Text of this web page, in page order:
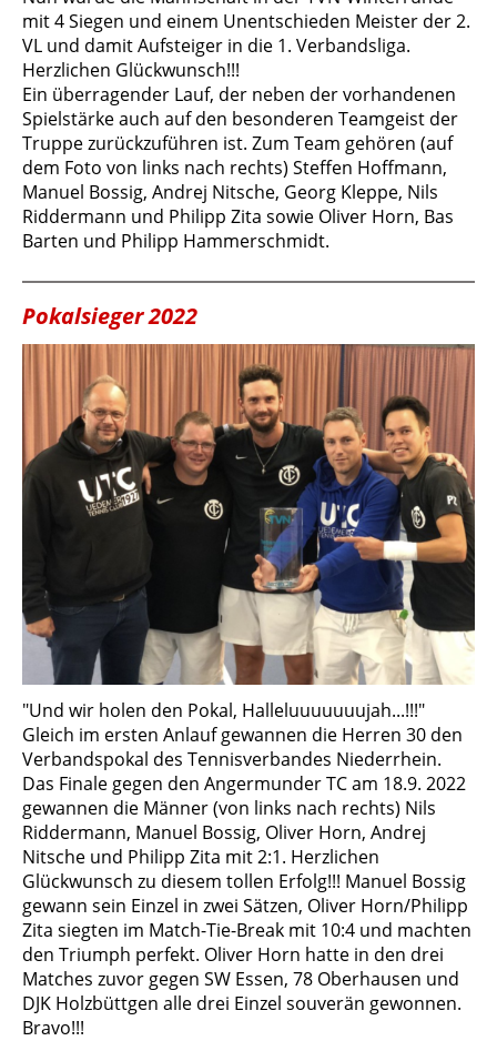
mit 4 Siegen und einem Unentschieden Meister der 2.
VL und damit Aufsteiger in die 1. Verbandsliga.
Herzlichen Glückwunsch!!!
Ein überragender Lauf, der neben der vorhandenen
Spielstärke auch auf den besonderen Teamgeist der
Truppe zurückzuführen ist. Zum Team gehören (auf
dem Foto von links nach rechts) Steffen Hoffmann,
Manuel Bossig, Andrej Nitsche, Georg Kleppe, Nils
Riddermann und Philipp Zita sowie Oliver Horn, Bas
Barten und Philipp Hammerschmidt.
Pokalsieger 2022
"Und wir holen den Pokal, Halleluuuuuuujah...!!!"
Gleich im ersten Anlauf gewannen die Herren 30 den
Verbandspokal des Tennisverbandes Niederrhein.
Das Finale gegen den Angermunder TC am 18.9. 2022
gewannen die Männer (von links nach rechts) Nils
Riddermann, Manuel Bossig, Oliver Horn, Andrej
Nitsche und Philipp Zita mit 2:1. Herzlichen
Glückwunsch zu diesem tollen Erfolg!!! Manuel Bossig
gewann sein Einzel in zwei Sätzen, Oliver Horn/Philipp
Zita siegten im Match-Tie-Break mit 10:4 und machten
den Triumph perfekt. Oliver Horn hatte in den drei
Matches zuvor gegen SW Essen, 78 Oberhausen und
DJK Holzbüttgen alle drei Einzel souverän gewonnen.
Bravo!!!